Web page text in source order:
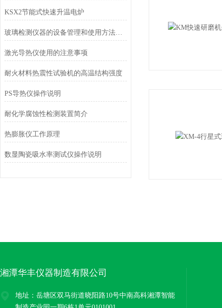
KSX2节能式快速升温电炉
玻璃检测仪器的设备管理和使用方法是怎样的
激光导热仪使用的注意事项
耐火材料热震性试验机的高温结构强度
PS导热仪操作说明
耐化学腐蚀性检测装置简介
热膨胀仪工作原理
数显陶瓷吸水率测试仪操作说明
湘潭华丰仪器制造有限公司
地址：岳塘区双马街道晓阳路10号中南高科湘潭智能